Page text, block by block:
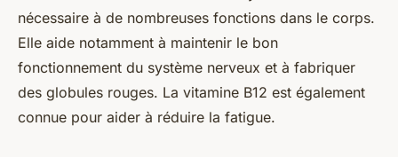
nécessaire à de nombreuses fonctions dans le corps.
Elle aide notamment à maintenir le bon
fonctionnement du système nerveux et à fabriquer
des globules rouges. La vitamine B12 est également
connue pour aider à réduire la fatigue.